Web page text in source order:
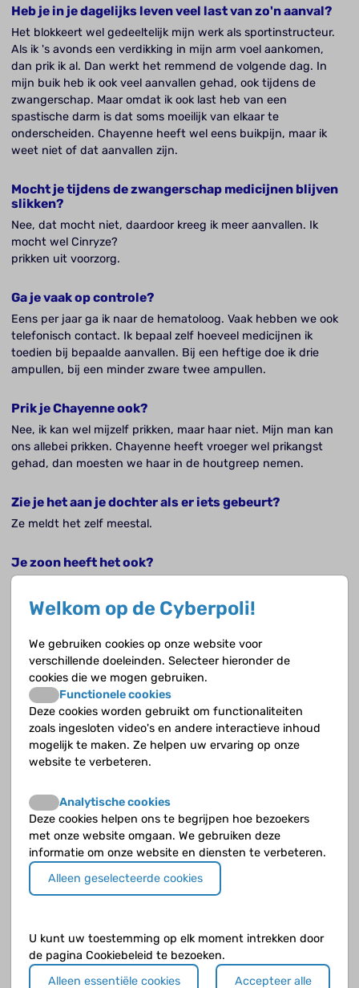
Heb je in je dagelijks leven veel last van zo'n aanval?
Het blokkeert wel gedeeltelijk mijn werk als sportinstructeur.
Als ik 's avonds een verdikking in mijn arm voel aankomen,
dan prik ik al. Dan werkt het remmend de volgende dag. In
mijn buik heb ik ook veel aanvallen gehad, ook tijdens de
zwangerschap. Maar omdat ik ook last heb van een
spastische darm is dat soms moeilijk van elkaar te
onderscheiden. Chayenne heeft wel eens buikpijn, maar ik
weet niet of dat aanvallen zijn.
Mocht je tijdens de zwangerschap medicijnen blijven
slikken?
Nee, dat mocht niet, daardoor kreeg ik meer aanvallen. Ik
mocht wel Cinryze?
prikken uit voorzorg.
Ga je vaak op controle?
Eens per jaar ga ik naar de hematoloog. Vaak hebben we ook
telefonisch contact. Ik bepaal zelf hoeveel medicijnen ik
toedien bij bepaalde aanvallen. Bij een heftige doe ik drie
ampullen, bij een minder zware twee ampullen.
Prik je Chayenne ook?
Nee, ik kan wel mijzelf prikken, maar haar niet. Mijn man kan
ons allebei prikken. Chayenne heeft vroeger wel prikangst
gehad, dan moesten we haar in de houtgreep nemen.
Zie je het aan je dochter als er iets gebeurt?
Ze meldt het zelf meestal.
Je zoon heeft het ook?
Ja, maar hij heeft nog geen aanval gehad. Via het
navelstrengbloed hebben we dat meteen laten checken.
Wat doen je als je een aanval voelt aankomen?
Dan moet je beslissen of je het laat gaan of niet, zet het door
of niet. Bij Chayenne wil het nog wel eens wegtrekken, dan
kun je het nog even aanzien. Bij mij zet het meestal wel door.
Dan moet je het aanpakken. Het kan ook ineens heel snel
gaan. Dan begint het in je buik en denk je dat het wel gaat,
totdat het zo heftig is dat je van de wereld bent.
Het is ernstig als het in je keel of je buik zit. Voor mij is een
hand niet ernstig, maar voor een ander misschien wel.
Vroeger was het echt anders, dan durfde ik met een dikke
hand niet naar school. Er waren nog geen medicijnen voor.
Dan zat je met een dikke trui over je hand en moest je met
links gaan schrijven, en kreeg je wat extra tijd. De ene dag
Chayenne heeft een spreekbeurt gehouden en zo.
Vooral aanvallen op maandag en zaterdag
Welkom op de Cyberpoli!
We gebruiken cookies op onze website voor
verschillende doeleinden. Selecteer hieronder de
cookies die we mogen gebruiken.
Functionele cookies
Deze cookies worden gebruikt om functionaliteiten
zoals ingesloten video's en andere interactieve inhoud
mogelijk te maken. Ze helpen uw ervaring op onze
website te verbeteren.
Analytische cookies
Deze cookies helpen ons te begrijpen hoe bezoekers
met onze website omgaan. We gebruiken deze
informatie om onze website en diensten te verbeteren.
Alleen geselecteerde cookies
U kunt uw toestemming op elk moment intrekken door
de pagina Cookiebeleid te bezoeken.
Alleen essentiële cookies
Accepteer alle